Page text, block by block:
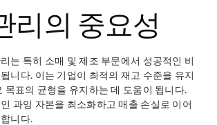
리의 중요성
는 특히 소매 및 제조 부문에서 성공적인 비
니다. 이는 기업이 최적의 재고 수준을 유지
목표의 균형을 유지하는 데 도움이 됩니다.
과잉 자본을 최소화하고 매출 손실로 이어
니다.